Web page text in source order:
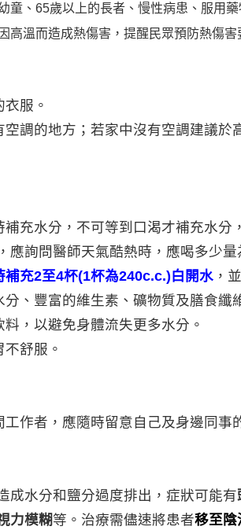
童、65歲以上的長者、慢性病患、服用
高溫而造成熱傷害，提醒民眾預防熱傷害
服。
調的地方；若家中沒有空調建議於
充水分，不可等到口渴才補充水分
應詢問醫師天氣酷熱時，應喝多少量
補充2至4杯(1杯為240c.c.)白開水，
、豐富的維生素、礦物質及膳食纖
，以避免身體流失更多水分。
舒服。
作者，應隨時留意自己及身邊同事
成水分和鹽分過度排出，症狀可能有
力模糊等。治療需儘速將患者移至陰